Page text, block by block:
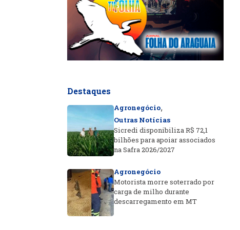
Destaques
Agronegócio,
Outras Notícias
Sicredi disponibiliza R$ 72,1
bilhões para apoiar associados
na Safra 2026/2027
Agronegócio
Motorista morre soterrado por
carga de milho durante
descarregamento em MT